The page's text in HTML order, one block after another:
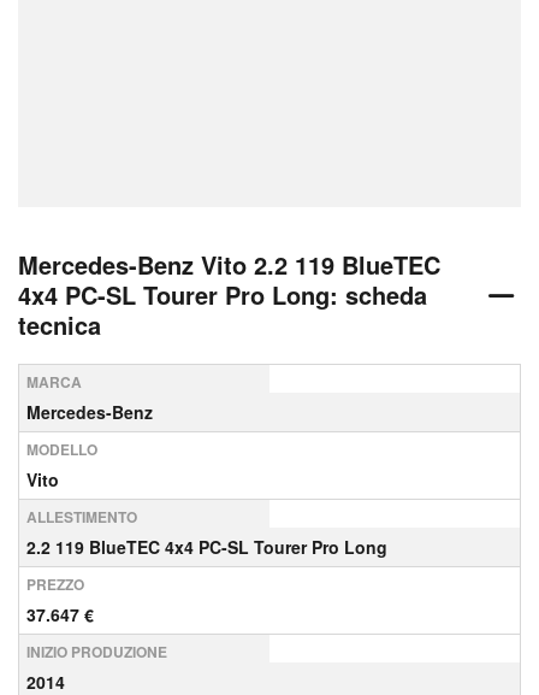
Mercedes-Benz Vito 2.2 119 BlueTEC
4x4 PC-SL Tourer Pro Long: scheda
tecnica
MARCA
Mercedes-Benz
MODELLO
Vito
ALLESTIMENTO
2.2 119 BlueTEC 4x4 PC-SL Tourer Pro Long
PREZZO
37.647 €
INIZIO PRODUZIONE
2014